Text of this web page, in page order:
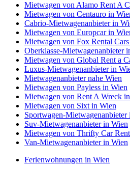
Mietwagen von Alamo Rent A
Mietwagen von Centauro in
Cabrio-Mietwagenanbieter in
Mietwagen von Europcar in
Mietwagen von Fox Rental
Oberklasse-Mietwagenanbieter
Mietwagen von Global Rent a
Luxus-Mietwagenanbieter in
Mietwagenanbieter nahe Wien
Mietwagen von Payless in Wien
Mietwagen von Rent A Wreck
Mietwagen von Sixt in Wien
Sportwagen-Mietwagenanbieter
Suv-Mietwagenanbieter in Wien
Mietwagen von Thrifty Car
Van-Mietwagenanbieter in Wien
Ferienwohnungen in Wien